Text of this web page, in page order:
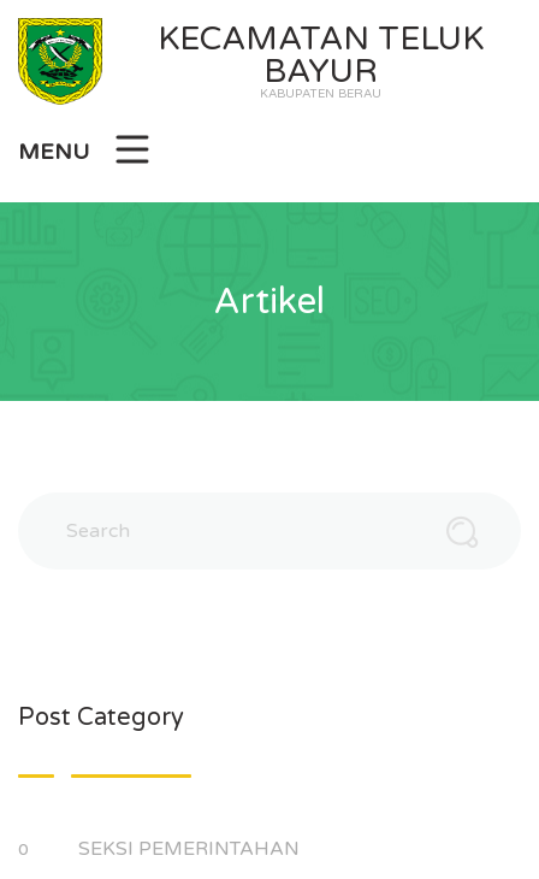
KECAMATAN TELUK
BAYUR
KABUPATEN BERAU
MENU
Artikel
Post Category
0 SEKSI PEMERINTAHAN